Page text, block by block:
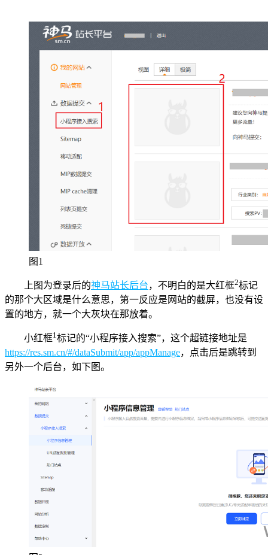
图1
上图为登录后的神马站长后台，不明白的是大红框2标记
的那个大区域是什么意思，第一反应是网站的截屏，也没有设
置的地方，就一个大灰块在那放着。
小红框1 标记的“小程序接入搜索”，这个超链接地址是
https://res.sm.cn/#/dataSubmit/app/appManage，点击后是跳转到
另外一个后台，如下图。